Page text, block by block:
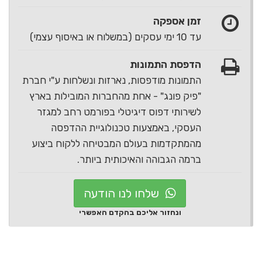
זמן אספקה
עד 10 ימי עסקים (במשלוח או באיסוף עצמי)
הדפסת התמונות
התמונות מודפסות, נארזות ונשלחות ע"י חברת
"פיק פונג" - אחת מהחברות המובילות בארץ
לשירותי דפוס דיגיטלי בפורמט רחב למגזר
העסקי, באמצעות טכנולוגיית ההדפסה
מהמתקדמות בעולם המבטיחה ללקוח ביצוע
ברמה הגבוהה והאיכותית ביותר.
שלחו לנו הודעה
ונחזור אליכם בהקדם האפשרי